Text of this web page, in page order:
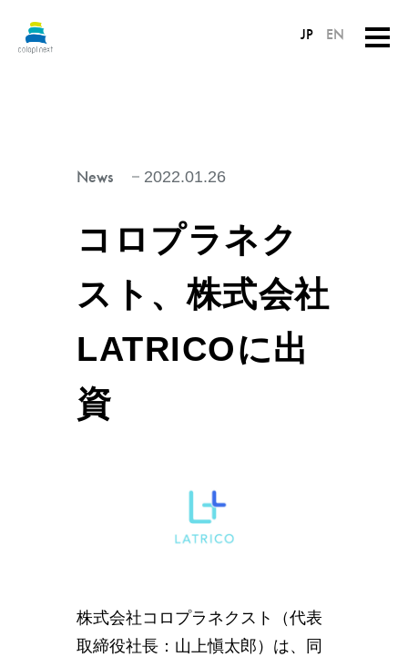
JP EN
News 2022.01.26
コロプラネク
スト、株式会社
LATRICOに出
資
株式会社コロプラネクスト（代表
取締役社長：山上愼太郎）は、同